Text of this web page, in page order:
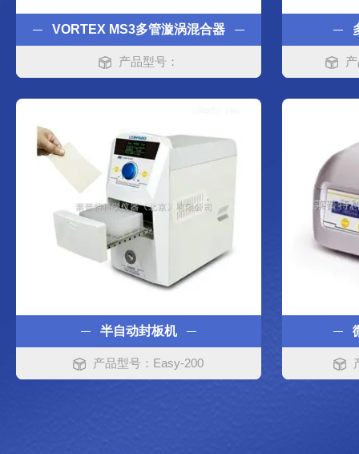
VORTEX MS3多管漩涡混合器
产品型号：
半自动封板机
产品型号：Easy-200